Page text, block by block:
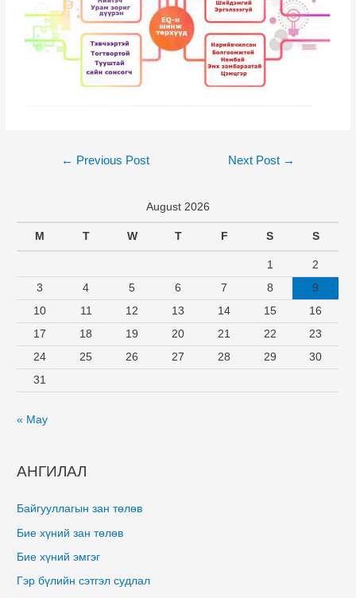
← Previous Post Next Post →
August 2026
M T W T F S S
1
2
3
4 5 6 7 8
9
10
11 12 13 14 15
16
17
18 19 20 21 22
23
24
25 26 27 28 29
30
31
« May
АНГИЛАЛ
Байгууллагын зан төлөв
Бие хүний зан төлөв
Бие хүний эмгэг
Гэр бүлийн сэтгэл судлал